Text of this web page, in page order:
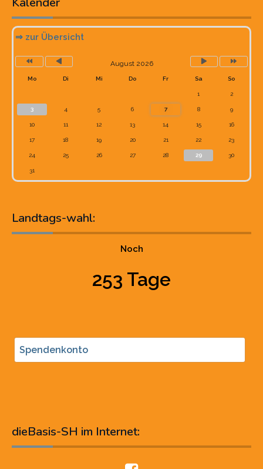
⇒ zur Übersicht
August 2026
Mo Di Mi Do Fr Sa So
1 2
3 4 5 6 7 8 9
10 11 12 13 14 15 16
17 18 19 20 21 22 23
24 25 26 27 28 29 30
31
Landtags-wahl:
Noch
253 Tage
Spendenkonto
dieBasis-SH im Internet: